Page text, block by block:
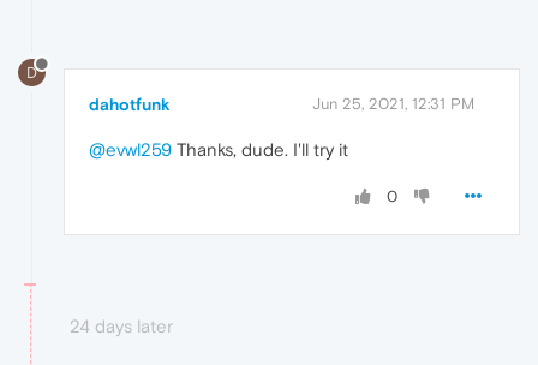
D
dahotfunk Jun 25, 2021, 12:31 PM
@evwl259 Thanks, dude. I'll try it
0
24 days later